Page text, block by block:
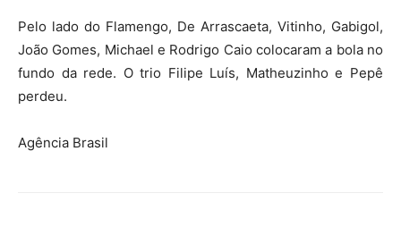
Pelo lado do Flamengo, De Arrascaeta, Vitinho, Gabigol,
João Gomes, Michael e Rodrigo Caio colocaram a bola no
fundo da rede. O trio Filipe Luís, Matheuzinho e Pepê
perdeu.
Agência Brasil